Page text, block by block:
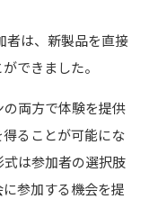
者は、新製品を直接
できました。
両方で体験を提供
ることが可能にな
は参加者の選択肢
参加する機会を提